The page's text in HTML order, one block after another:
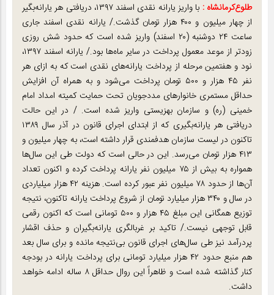
طلوع‌‌کرمانشاه :
با واریز یارانه نقدی اسفند ۱۳۹۷، دریافتی هر یارانه‌بگیر
از چهار میلیون و ۴۰۰ هزار تومان گذشت./ یارانه نقدی اسفند جاری
ساعت ۲۴ دوشنبه (۲۰ اسفند) واریز شده است که حدود شش روزی
زودتر از موعد معمول پرداخت در سایر ماه‌ها بود./ یارانه اسفند ۱۳۹۷،
نود و هفتمین مرحله از پرداخت یارانه‌های نقدی است که به ازای هر
نفر ۴۵ هزار و ۵۰۰ تومان پرداخت می‌شود و به همراه آن افزایش
حداقل مستمری خانوارهای مددجویان تحت حمایت کمیته امداد امام
خمینی (ره) و سازمان بهزیستی واریز شده است. / در این حالت
دریافتی هر یارانه‌بگیری که از ابتدای اجرای قانون در آذر سال ۱۳۸۹
تاکنون در لیست سازمان هدفمندی قرار داشته است، به چهار میلیون و
۴۱۳ هزار تومان می‌رسد. این در حالی است که دولت طی این سال‌ها
همواره به بیش از ۷۵ میلیون نفر یارانه پرداخت کرده و اکنون تعداد
آن‌ها از حدود ۷۸ میلیون نفر عبور کرده است. هزینه ۴۲ هزار میلیاردی
در سال و ۳۴۰ هزار میلیارد تومان از شروع پرداخت یارانه تاکنون، نتیجه
توزیع همگانی این مبلغ ۴۵ هزار و ۵۰۰ تومانی است که اکنون رقمی
قابل توجهی نیست./ تاکید بر غربالگری یارانه‌بگیران و حذف اقشار
پردرآمد نیز طی سال‌های اجرای قانون بی‌نتیجه مانده و برای سال بعد
هم منبع حدود ۴۲ هزار میلیارد تومانی برای پرداخت یارانه در بودجه
کنار گذاشته شده است و ظاهراً این روال حداقل ۸ ساله ادامه خواهد
داشت.